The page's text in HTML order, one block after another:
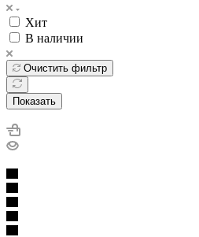
Хит
В наличии
Очистить фильтр
Показать